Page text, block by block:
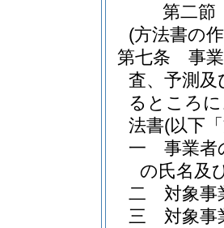
第二節
(方法書の
第七条
事
査、予測
るところ
法書(以下
一
事業者
の氏名及
二
対象事
三
対象事